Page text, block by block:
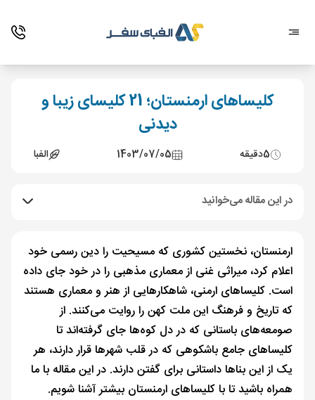
کلیساهای ارمنستان؛ 21 کلیسای زیبا و
دیدنی
5دقیقه 1403/07/05 الفبا
در این مقاله می‌خوانید
ارمنستان، نخستین کشوری که مسیحیت را دین رسمی خود
اعلام کرد، میراثی غنی از معماری مذهبی را در خود جای داده
است. کلیساهای ارمنی، شاهکارهایی از هنر و معماری هستند
که تاریخ و فرهنگ این ملت کهن را روایت می‌کنند. از
صومعه‌های باستانی که در دل کوه‌ها جای گرفته‌اند تا
کلیساهای جامع باشکوهی که در قلب شهرها قرار دارند، هر
یک از این بناها داستانی برای گفتن دارند. در این مقاله با ما
همراه باشید تا با کلیساهای ارمنستان بیشتر آشنا شویم.